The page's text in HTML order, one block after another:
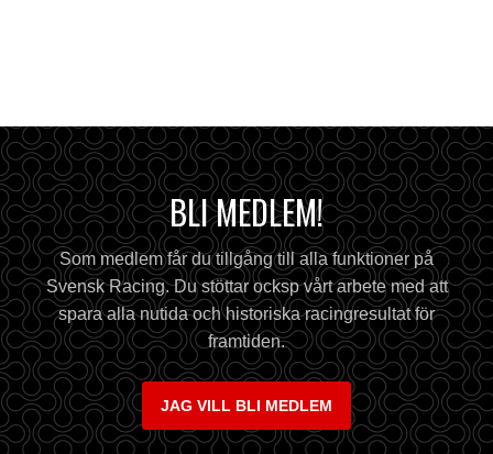
BLI MEDLEM!
Som medlem får du tillgång till alla funktioner på
Svensk Racing. Du stöttar ocksp vårt arbete med att
spara alla nutida och historiska racingresultat för
framtiden.
JAG VILL BLI MEDLEM